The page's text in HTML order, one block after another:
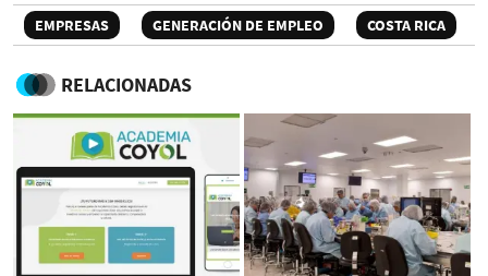
EMPRESAS GENERACIÓN DE EMPLEO COSTA RICA
RELACIONADAS